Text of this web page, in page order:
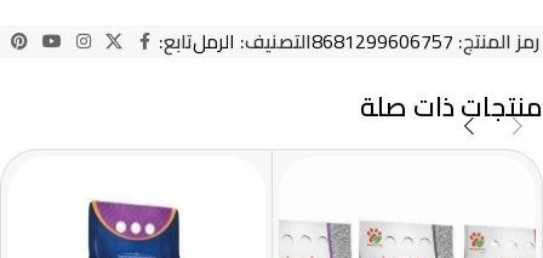
رمز المنتج: 8681299606757التصنيف: الرملتابع:
منتجات ذات صلة